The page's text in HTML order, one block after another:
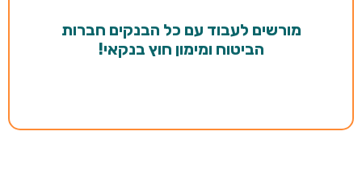
מורשים לעבוד עם כל הבנקים חברות
הביטוח ומימון חוץ בנקאי!